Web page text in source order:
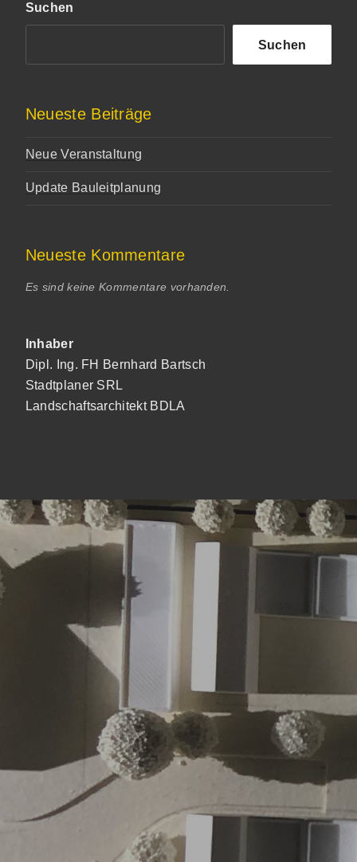
Suchen
Suchen
Neueste Beiträge
Neue Veranstaltung
Update Bauleitplanung
Neueste Kommentare
Es sind keine Kommentare vorhanden.
Inhaber
Dipl. Ing. FH Bernhard Bartsch
Stadtplaner SRL
Landschaftsarchitekt BDLA